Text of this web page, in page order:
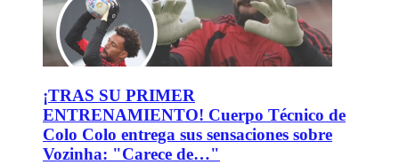
¡TRAS SU PRIMER
ENTRENAMIENTO! Cuerpo Técnico de
Colo Colo entrega sus sensaciones sobre
Vozinha: "Carece de…"